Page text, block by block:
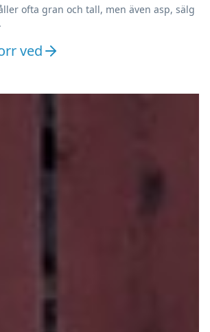
ofta gran och tall, men även asp, sälg
ved